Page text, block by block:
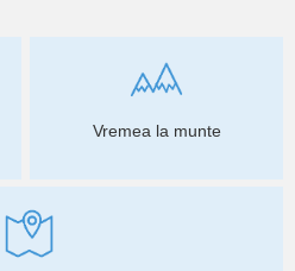
Vremea la munte